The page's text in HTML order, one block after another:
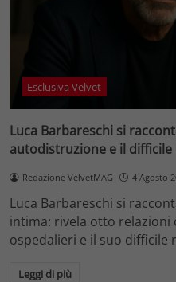
Esclusiva Velvet
Luca Barbareschi si
autodistruzione e il
Redazione VelvetMAG 4 Agosto
Luca Barbareschi si
intima: rivela otto
ospedalieri e il suo
Leggi di più